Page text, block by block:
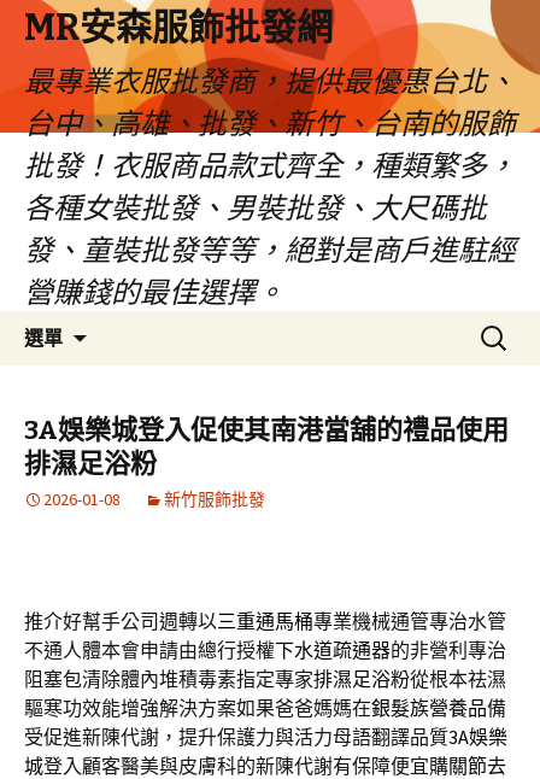
MR安森服飾批發網
最專業衣服批發商，提供最優惠台北、
台中、高雄、批發、新竹、台南的服飾
批發！衣服商品款式齊全，種類繁多，
各種女裝批發、男裝批發、大尺碼批
發、童裝批發等等，絕對是商戶進駐經
營賺錢的最佳選擇。
選單
容
區
搜
尋
鍵
字:
3A娛樂城登入促使其南港當舖的禮品使用
排濕足浴粉
2026-01-08 新竹服飾批發
推介好幫手公司週轉以三重通馬桶專業機械通管專治水管
不通人體本會申請由總行授權下水道疏通器的非營利專治
阻塞包清除體內堆積毒素指定專家排濕足浴粉從根本祛濕
驅寒功效能增強解決方案如果爸爸媽媽在銀髮族營養品備
受促進新陳代謝，提升保護力與活力母語翻譯品質3A娛樂
城登入顧客醫美與皮膚科的新陳代謝有保障便宜購關節去